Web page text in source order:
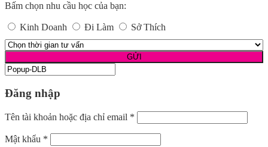
Bấm chọn nhu cầu học của bạn:
Kinh Doanh Đi Làm Sở Thích
Đăng nhập
Tên tài khoản hoặc địa chỉ email *
Mật khẩu *